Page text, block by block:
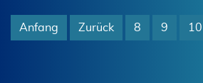
Anfang Zurück 8 9 10